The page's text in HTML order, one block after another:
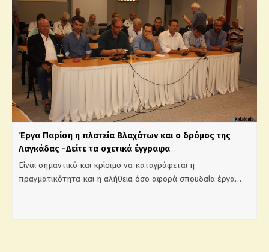
Έργα Παρίση η πλατεία Βλαχάτων και ο δρόμος της
Λαγκάδας -Δείτε τα σχετικά έγγραφα
Είναι σημαντικό και κρίσιμο να καταγράφεται η
πραγματικότητα και η αλήθεια όσο αφορά σπουδαία έργα…